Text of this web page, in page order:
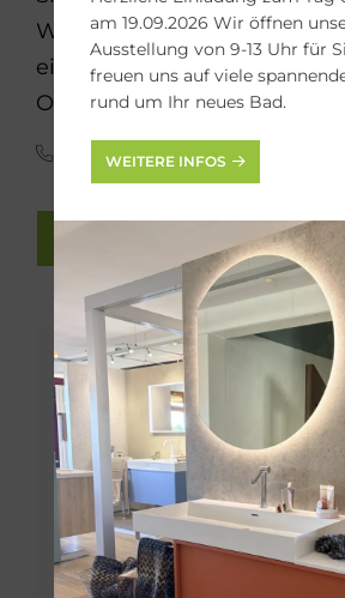
Wir beraten Sie gerne. Rufen
einfach an oder schicken
Online-Anfrage:
(09153) 92 92 92
am 19.09.2026 Wir öffnen
Ausstellung von 9-13 Uhr für
freuen uns auf viele
rund um Ihr neues Bad.
WEITERE INFOS